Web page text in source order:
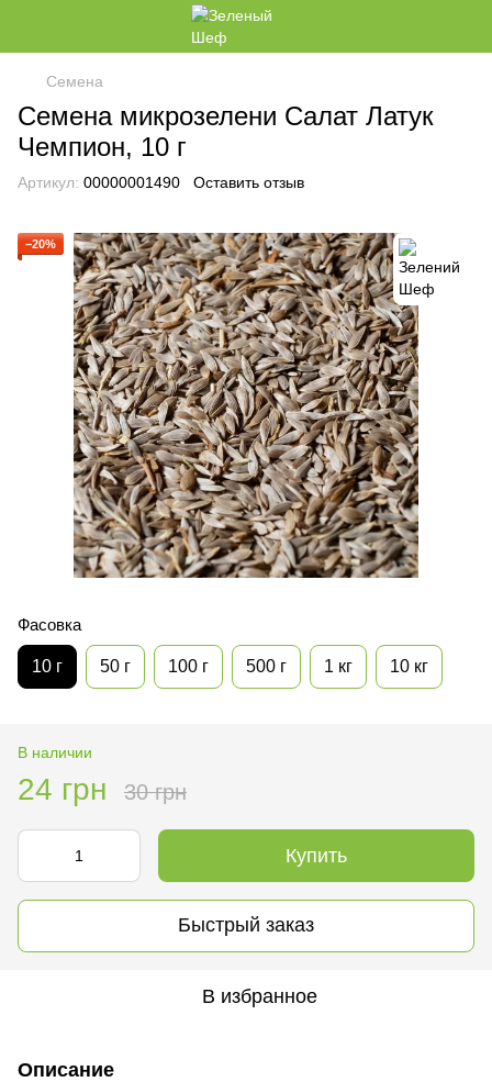
Семена
Семена микрозелени Салат Латук
Чемпион, 10 г
Артикул: 00000001490 Оставить отзыв
−20%
Фасовка
10 г 50 г 100 г 500 г 1 кг 10 кг
В наличии
24 грн 30 грн
Купить
Быстрый заказ
В избранное
Описание